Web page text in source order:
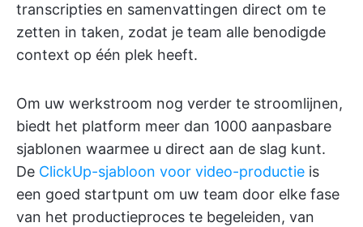
transcripties en samenvattingen direct om te
zetten in taken, zodat je team alle benodigde
context op één plek heeft.
Om uw werkstroom nog verder te stroomlijnen,
biedt het platform meer dan 1000 aanpasbare
sjablonen waarmee u direct aan de slag kunt.
De ClickUp-sjabloon voor video-productie is
een goed startpunt om uw team door elke fase
van het productieproces te begeleiden, van